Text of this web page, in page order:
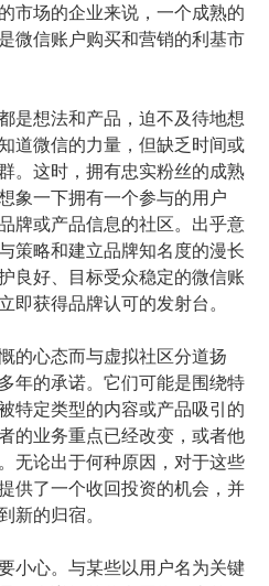
市场的企业来说，一个成熟的
微信账户购买和营销的利基市
是想法和产品，迫不及待地想
道微信的力量，但缺乏时间或
。这时，拥有忠实粉丝的成熟
象一下拥有一个参与的用户
牌或产品信息的社区。出乎意
策略和建立品牌知名度的漫长
良好、目标受众稳定的微信账
即获得品牌认可的发射台。
的心态而与虚拟社区分道扬
年的承诺。它们可能是围绕特
特定类型的内容或产品吸引的
的业务重点已经改变，或者他
无论出于何种原因，对于这些
供了一个收回投资的机会，并
新的归宿。
小心。与某些以用户名为关键